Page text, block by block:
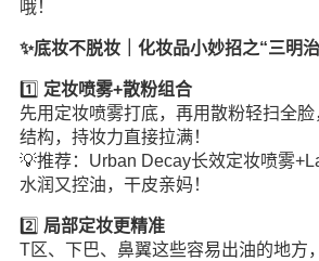
哦！
✨底妆不脱妆｜化妆品小妙招之“三明
1️⃣ 定妆喷雾+散粉组合
先用定妆喷雾打底，再用散粉轻扫全脸
结构，持妆力直接拉满！
💡推荐：Urban Decay长效定妆喷雾
水润又控油，干皮亲妈！
2️⃣ 局部定妆更精准
T区、下巴、鼻翼这些容易出油的地方